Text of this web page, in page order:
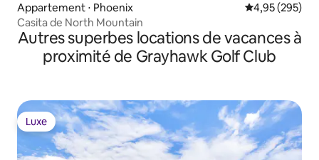
Appartement ⋅ Phoenix Évaluation
4,95 (295)
Casita de North Mountain
Autres superbes locations de vacances à
proximité de Grayhawk Golf Club
Luxe
Luxe